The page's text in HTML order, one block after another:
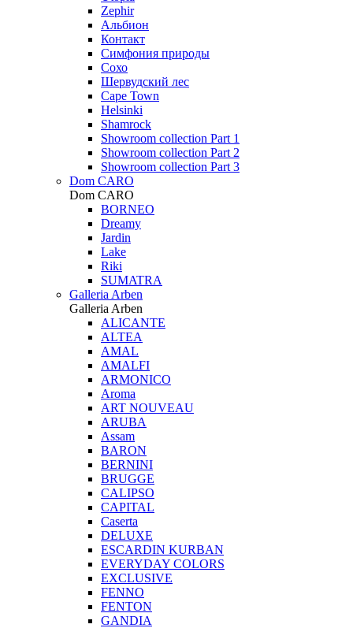
Zephir
Альбион
Контакт
Симфония природы
Сохо
Шервудский лес
Cape Town
Helsinki
Shamrock
Showroom collection Part 1
Showroom collection Part 2
Showroom collection Part 3
Dom CARO
Dom CARO
BORNEO
Dreamy
Jardin
Lake
Riki
SUMATRA
Galleria Arben
Galleria Arben
ALICANTE
ALTEA
AMAL
AMALFI
ARMONICO
Aroma
ART NOUVEAU
ARUBA
Assam
BARON
BERNINI
BRUGGE
CALIPSO
CAPITAL
Caserta
DELUXE
ESCARDIN KURBAN
EVERYDAY COLORS
EXCLUSIVE
FENNO
FENTON
GANDIA